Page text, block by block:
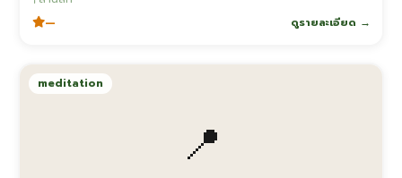
— ดูรายละเอียด →
📍
meditation